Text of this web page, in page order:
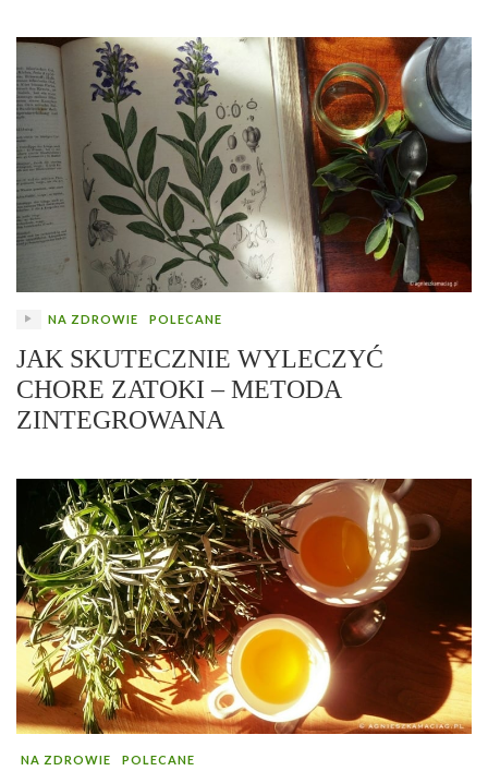
NA ZDROWIE POLECANE
JAK SKUTECZNIE WYLECZYĆ
CHORE ZATOKI – METODA
ZINTEGROWANA
NA ZDROWIE POLECANE